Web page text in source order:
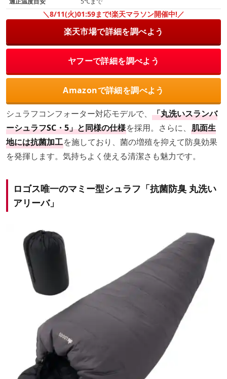
＼8/11(火)01:59まで!楽天マラソン開催中!／
楽天市場で詳細を調べよう
ヤフーで詳細を調べよう
Amazonで詳細を調べよう
シュラフコンフォーター対応モデルで、 「丸洗いスランバ
ーシュラフSC・5」と同様の仕様を採用。さらに、 肌面生
地には抗菌加工を施しており、菌の増殖を抑えて防臭効果
を発揮します。気持ちよく使える清潔さも魅力です。
ロゴス唯一のマミー型シュラフ「抗菌防臭 丸洗い
アリーバ」